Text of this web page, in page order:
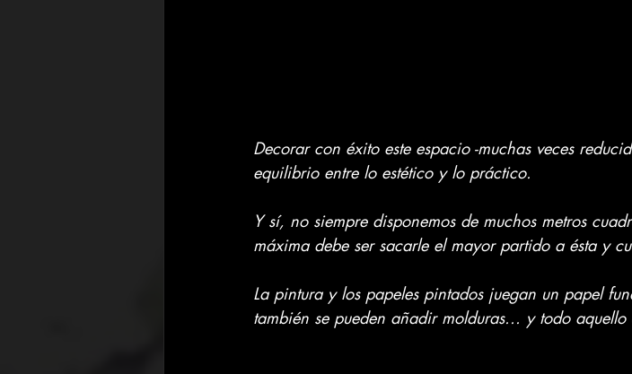
Decorar con éxito este espacio -muchas veces
equilibrio entre lo estético y lo práctico.
Y sí, no siempre disponemos de muchos metros
máxima debe ser sacarle el mayor partido a ésta y
La pintura y los papeles pintados juegan un papel
también se pueden añadir molduras... y todo